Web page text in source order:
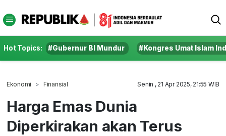
Hot Topics: #Gubernur BI Mundur #Kongres Umat Islam
Ekonomi Finansial Senin , 21 Apr 2025, 21:55 WIB
Harga Emas Dunia
Diperkirakan akan Terus